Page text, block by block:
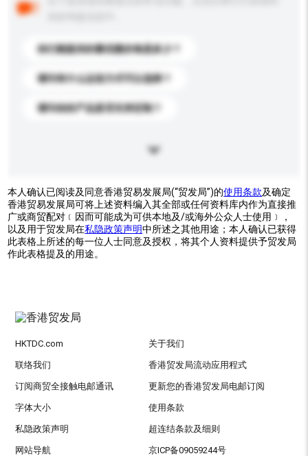
你们能提供的最优惠价格是多少？
请问有什么运送方式可以选择？
请问你的产品是否支持定制？
本人确认已阅读及同意香港贸易发展局(“贸发局”)的使用条款及确定
香港贸易发展局可将上述资料编入其全部或任何资料库内作为直接推
广或商贸配对﹝因而可能成为可供本地及/或海外公众人士使用﹞，
以及用于贸发局在私隐政策声明中所述之其他用途；本人确认已获得
此表格上所述的每一位人士同意及授权，将其个人资料提供予贸发局
作此表格提及的用途。
HKTDC.com 关于我们
联络我们 香港贸发局流动应用程式
订阅商贸全接触电邮通讯 更新您的香港贸发局电邮订阅
字体大小 使用条款
私隐政策声明 超连结条款及细则
网站导航 京ICP备09059244号